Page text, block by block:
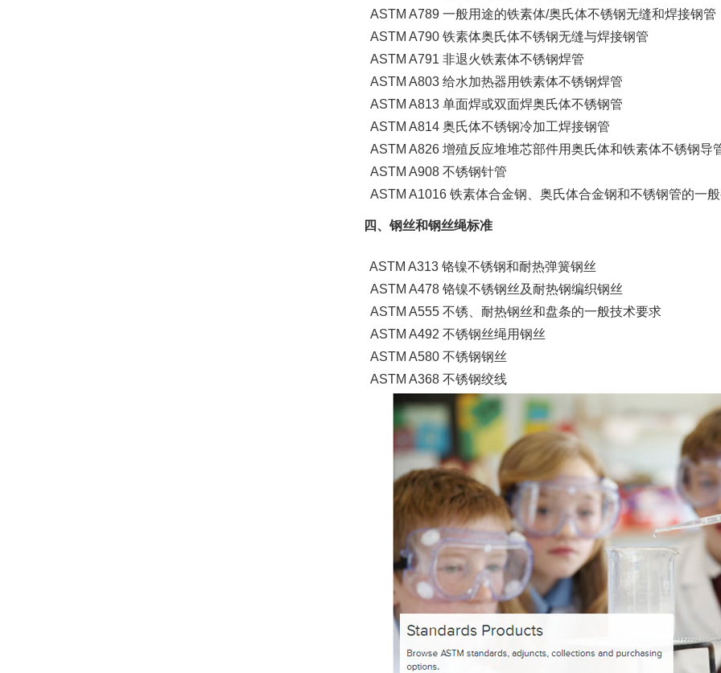
ASTM A789 一般用途的铁素体/奥氏体不锈钢无缝和焊接钢管
ASTM A790 铁素体奥氏体不锈钢无缝与焊接钢管
ASTM A791 非退火铁素体不锈钢焊管
ASTM A803 给水加热器用铁素体不锈钢焊管
ASTM A813 单面焊或双面焊奥氏体不锈钢管
ASTM A814 奥氏体不锈钢冷加工焊接钢管
ASTM A826 增殖反应堆堆芯部件用奥氏体和铁素体不锈钢导
ASTM A908 不锈钢针管
ASTM A1016 铁素体合金钢、奥氏体合金钢和不锈钢管的一
四、钢丝和钢丝绳标准
ASTM A313 铬镍不锈钢和耐热弹簧钢丝
ASTM A478 铬镍不锈钢丝及耐热钢编织钢丝
ASTM A555 不锈、耐热钢丝和盘条的一般技术要求
ASTM A492 不锈钢丝绳用钢丝
ASTM A580 不锈钢钢丝
ASTM A368 不锈钢绞线